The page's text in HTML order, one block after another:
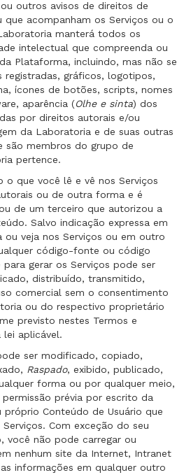
outros avisos de direitos de
acompanham os Serviços ou o
manterá todos os
intelectual que compreenda ou
Plataforma, incluindo, mas não se
gráficos, logotipos,
ícones de botões, scripts, nomes
aparência (Olhe e sinta) dos
por direitos autorais e/ou
da Laboratoria e de suas outras
são membros do grupo de
pertence.
o que você lê e vê nos Serviços
ou de outra forma e é
de um terceiro que autorizou a
Salvo indicação expressa em
veja nos Serviços ou em outro
código-fonte ou código
gerar os Serviços pode ser
distribuído, transmitido,
comercial sem o consentimento
ou do respectivo proprietário
previsto nestes Termos e
aplicável.
ser modificado, copiado,
Raspado, exibido, publicado,
forma ou por qualquer meio,
prévia por escrito da
Conteúdo de Usuário que
Com exceção do seu
você não pode carregar ou
nenhum site da Internet, Intranet
informações em qualquer outro